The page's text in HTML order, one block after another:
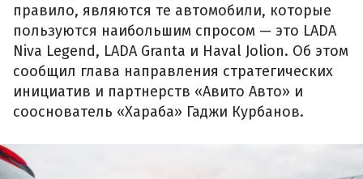
правило, являются те автомобили, которые
пользуются наибольшим спросом — это LADA
Niva Legend, LADA Granta и Haval Jolion. Об этом
сообщил глава направления стратегических
инициатив и партнерств «Авито Авто» и
сооснователь «Хараба» Гаджи Курбанов.